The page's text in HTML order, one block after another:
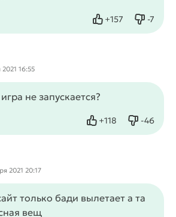
+157
Нравится -7
Не
16:55
не запускается?
+118
Нравится -46
Не
2021 20:17
только бади вылетает а та
вещ